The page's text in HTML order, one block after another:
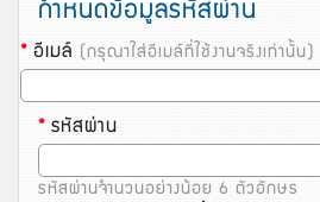
กำหนดข้อมูลรหัสผ่าน
*อีเมล์ (กรุณาใส่อีเมล์ที่ใช้งานจริงเท่านั้น)
*รหัสผ่าน
รหัสผ่านจำนวนอย่างน้อย 6 ตัวอักษร